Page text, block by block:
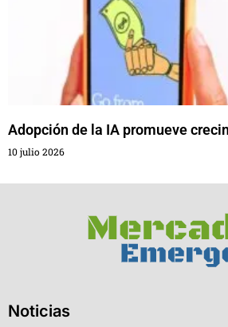
Adopción de la IA promueve
10 julio 2026
Noticias